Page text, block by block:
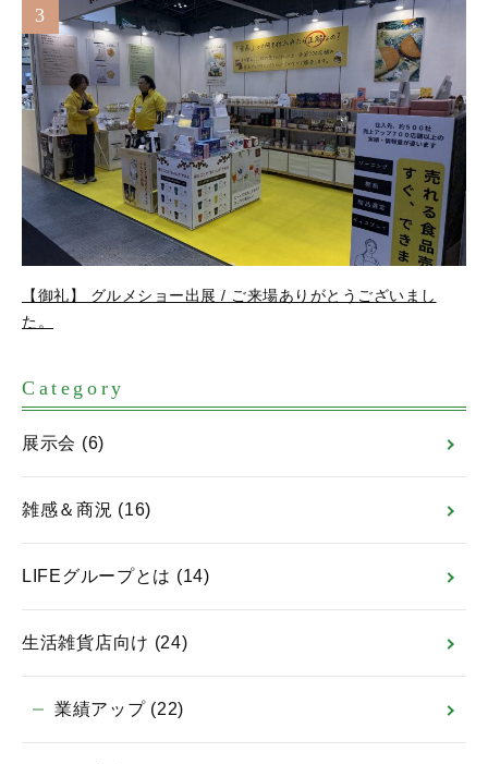
3
【御礼】 グルメショー出展 / ご来場ありがとうございまし
た。
Category
展示会 (6)
雑感＆商況 (16)
LIFEグループとは (14)
生活雑貨店向け (24)
業績アップ (22)